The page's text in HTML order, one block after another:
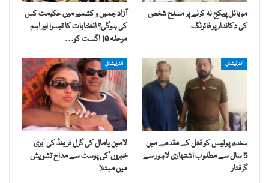
موبائل پیکج نہ کرنے پر مسلح شخص
کی دکاندار پر فائرنگ
آزاد جموں و کشمیر میں حکومت کس
کی ہوگی؟ انتخابات کا تیسرا اور اہم
مرحلہ 10 اگست کو…
انٹرنیشنل
سندھ پولیس کو قتل کے مقدمے میں
5 سال سے مطلوب اشتہاری لاہور سے
گرفتار
انٹرنیشنل
لامین یامال کی گرل فرینڈ کی ’بری
خبروں‘کی پوسٹ سے مداح تشویش
میں مبتلا